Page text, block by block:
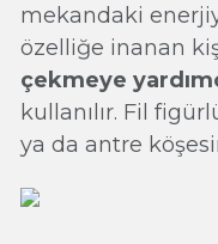
mekandaki
özelliğe inanan
çekmeye
kullanılır. Fil
ya da antre